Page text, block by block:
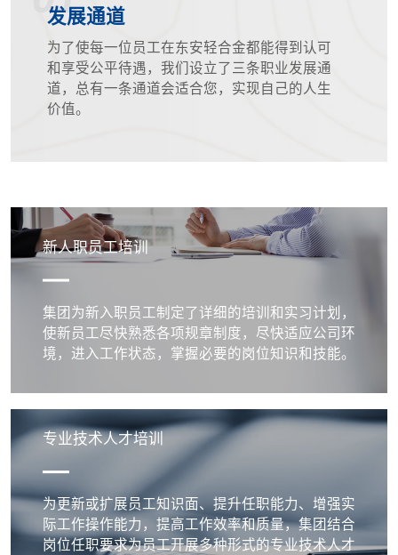
发展通道
为了使每一位员工在东安轻合金都能得到认可
和享受公平待遇，我们设立了三条职业发展通
道，总有一条通道会适合您，实现自己的人生
价值。
新人职员工培训
集团为新入职员工制定了详细的培训和实习计划，
使新员工尽快熟悉各项规章制度，尽快适应公司环
境，进入工作状态，掌握必要的岗位知识和技能。
专业技术人才培训
为更新或扩展员工知识面、提升任职能力、增强实
际工作操作能力，提高工作效率和质量，集团结合
岗位任职要求为员工开展多种形式的专业技术人才